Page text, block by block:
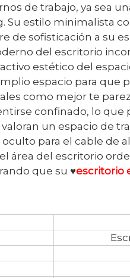
de trabajo, ya sea
Su estilo minimalista
de sofisticación a su
del escritorio
estético del
espacio para que
como mejor te
confinado, lo que
un espacio de
para el cable de
área del escritorio
que su ♥escritorio